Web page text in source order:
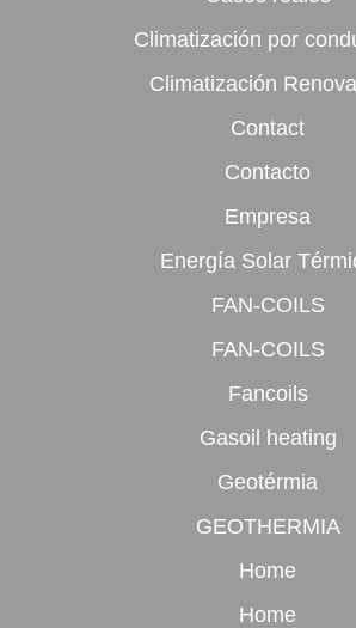
Climatización por
Climatización
Contact
Contacto
Empresa
Energía Solar
FAN-COILS
FAN-COILS
Fancoils
Gasoil heating
Geotérmia
GEOTHERMIA
Home
Home